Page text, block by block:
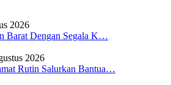
2026
Barat Dengan Segala K…
2026
Rutin Salurkan Bantua…